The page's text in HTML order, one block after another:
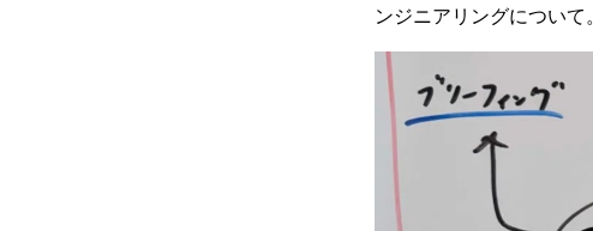
ンジニアリングについて。